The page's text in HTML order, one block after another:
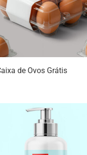
de Ovos Grátis